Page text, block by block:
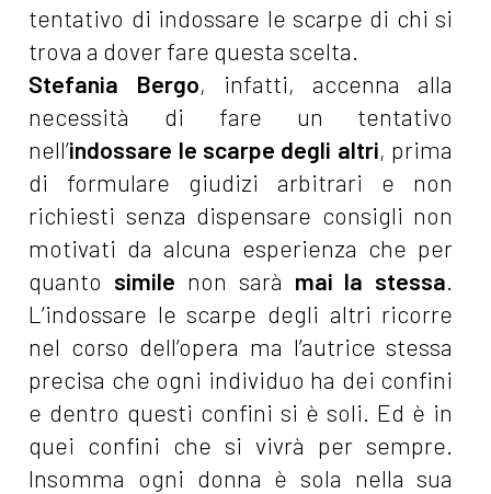
tentativo di indossare le scarpe di chi si
trova a dover fare questa scelta.
Stefania Bergo, infatti, accenna alla
necessità di fare un tentativo
nell’indossare le scarpe degli altri, prima
di formulare giudizi arbitrari e non
richiesti senza dispensare consigli non
motivati da alcuna esperienza che per
quanto simile non sarà mai la stessa.
L’indossare le scarpe degli altri ricorre
nel corso dell’opera ma l’autrice stessa
precisa che ogni individuo ha dei confini
e dentro questi confini si è soli. Ed è in
quei confini che si vivrà per sempre.
Insomma ogni donna è sola nella sua